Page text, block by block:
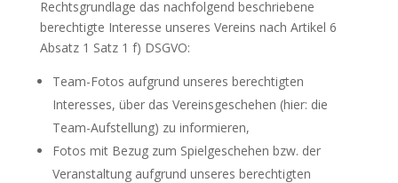
Rechtsgrundlage das nachfolgend beschriebene
berechtigte Interesse unseres Vereins nach Artikel 6
Absatz 1 Satz 1 f) DSGVO:
Team-Fotos aufgrund unseres berechtigten
Interesses, über das Vereinsgeschehen (hier: die
Team-Aufstellung) zu informieren,
Fotos mit Bezug zum Spielgeschehen bzw. der
Veranstaltung aufgrund unseres berechtigten